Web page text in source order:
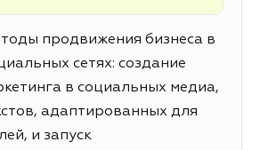
продвижения бизнеса в
сетях: создание
в социальных медиа,
адаптированных для
и запуск